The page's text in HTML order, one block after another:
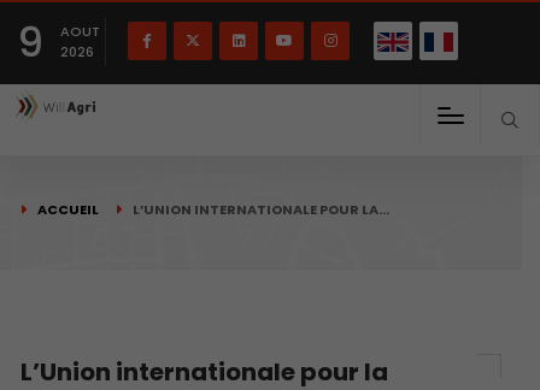
9
AOUT
2026
ACCUEIL L’UNION INTERNATIONALE POUR LA…
L’Union internationale pour la
Français English(English)